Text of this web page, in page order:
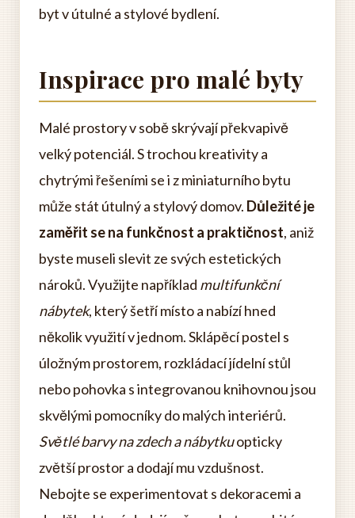
byt v útulné a stylové bydlení.
Inspirace pro malé byty
Malé prostory v sobě skrývají překvapivě
velký potenciál. S trochou kreativity a
chytrými řešeními se i z miniaturního bytu
může stát útulný a stylový domov. Důležité je
zaměřit se na funkčnost a praktičnost, aniž
byste museli slevit ze svých estetických
nároků. Využijte například multifunkční
nábytek, který šetří místo a nabízí hned
několik využití v jednom. Sklápěcí postel s
úložným prostorem, rozkládací jídelní stůl
nebo pohovka s integrovanou knihovnou jsou
skvělými pomocníky do malých interiérů.
Světlé barvy na zdech a nábytkuopticky
zvětší prostor a dodají mu vzdušnost.
Nebojte se experimentovat s dekoracemi a